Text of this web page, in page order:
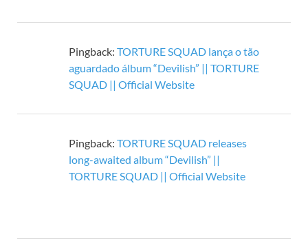
Pingback: TORTURE SQUAD lança o tão
aguardado álbum “Devilish” || TORTURE
SQUAD || Official Website
Pingback: TORTURE SQUAD releases
long-awaited album “Devilish” ||
TORTURE SQUAD || Official Website